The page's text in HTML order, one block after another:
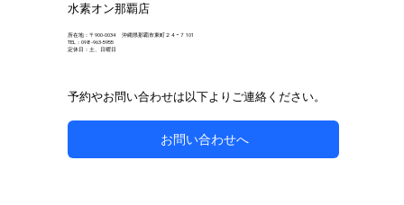
水素オン那覇店
所在地：〒900-0034 沖縄県那覇市東町２４−７ 101
TEL：098-963-5955
定休日：土、日曜日
予約やお問い合わせは以下よりご連絡ください。
お問い合わせへ
自然な方法で副鼻腔炎のケアを目指す